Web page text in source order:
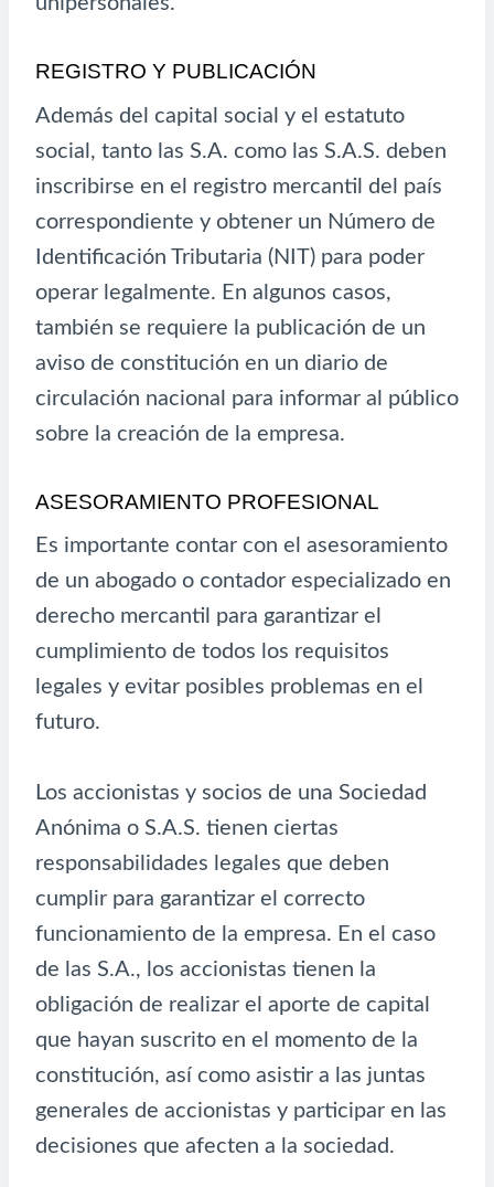
REGISTRO Y PUBLICACIÓN
Además del capital social y el estatuto
social, tanto las S.A. como las S.A.S. deben
inscribirse en el registro mercantil del país
correspondiente y obtener un Número de
Identificación Tributaria (NIT) para poder
operar legalmente. En algunos casos,
también se requiere la publicación de un
aviso de constitución en un diario de
circulación nacional para informar al público
sobre la creación de la empresa.
ASESORAMIENTO PROFESIONAL
Es importante contar con el asesoramiento
de un abogado o contador especializado en
derecho mercantil para garantizar el
cumplimiento de todos los requisitos
legales y evitar posibles problemas en el
futuro.
Los accionistas y socios de una Sociedad
Anónima o S.A.S. tienen ciertas
responsabilidades legales que deben
cumplir para garantizar el correcto
funcionamiento de la empresa. En el caso
de las S.A., los accionistas tienen la
obligación de realizar el aporte de capital
que hayan suscrito en el momento de la
constitución, así como asistir a las juntas
generales de accionistas y participar en las
decisiones que afecten a la sociedad.